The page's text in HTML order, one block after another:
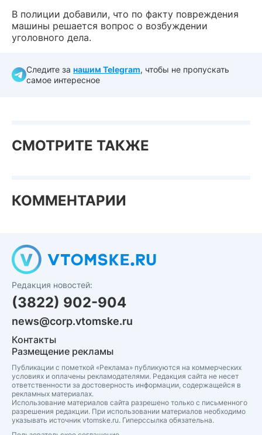
В полиции добавили, что по факту повреждения
машины решается вопрос о возбуждении
уголовного дела.
Следите за нашим Telegram, чтобы не пропускать
самое интересное
СМОТРИТЕ ТАКЖЕ
КОММЕНТАРИИ
Редакция новостей:
(3822) 902-904
news@corp.vtomske.ru
Контакты
Размещение рекламы
Публикации с пометкой «Реклама» публикуются на коммерческих
условиях и оплачены рекламодателями. Редакция сайта не несет
ответственности за достоверность информации, содержащейся в
рекламных материалах.
Использование материалов сайта разрешено только с письменного
разрешения редакции. При использовании материалов необходимо
указывать источник vtomske.ru. Гиперссылка обязательна.